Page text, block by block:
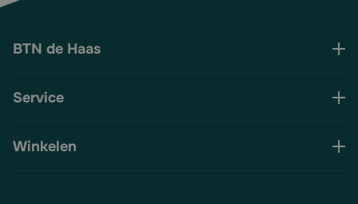
BTN de Haas
Service
Winkelen